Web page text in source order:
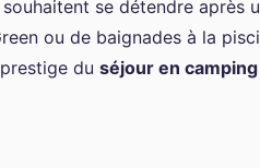
se détendre après
ou de baignades à la
du séjour en